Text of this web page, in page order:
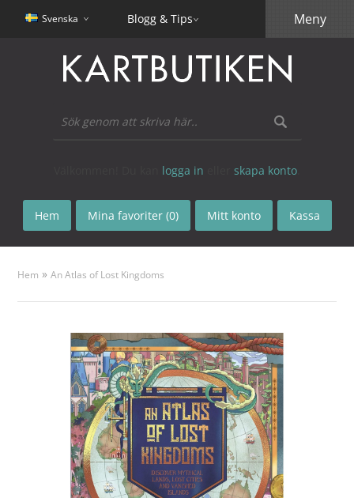
Svenska Blogg & Tips
logga in skapa konto
Hem Mina favoriter (0) Mitt konto Kassa
Meny
Hem »An Atlas of Lost Kingdoms